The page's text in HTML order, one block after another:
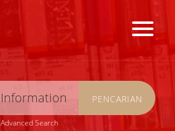
PENCARIAN
Advanced Search